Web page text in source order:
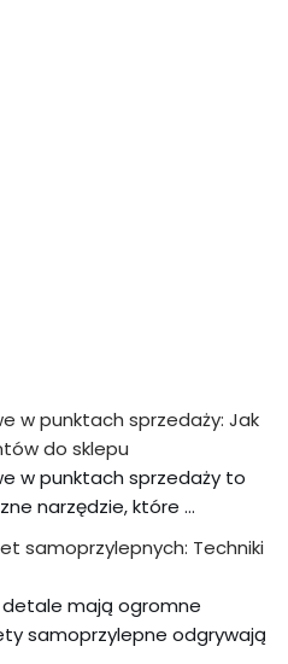
w punktach sprzedaży: Jak
do sklepu
w punktach sprzedaży to
narzędzie, które …
samoprzylepnych: Techniki
detale mają ogromne
samoprzylepne odgrywają